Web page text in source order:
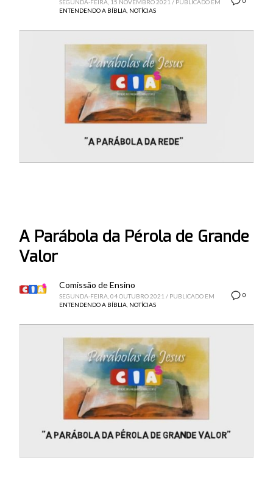
SEGUNDA-FEIRA, 15 NOVEMBRO 2021 / PUBLICADO EM
ENTENDENDO A BÍBLIA, NOTÍCIAS
A Parábola da Pérola de Grande
Valor
0
Comissão de Ensino
SEGUNDA-FEIRA, 04 OUTUBRO 2021 / PUBLICADO EM
ENTENDENDO A BÍBLIA, NOTÍCIAS